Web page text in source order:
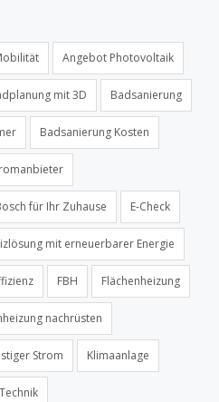
Angebot Photovoltaik
mit 3D Badsanierung
Badsanierung Kosten
für Ihr Zuhause E-Check
mit erneuerbarer Energie
FBH Flächenheizung
nachrüsten
Strom Klimaanlage